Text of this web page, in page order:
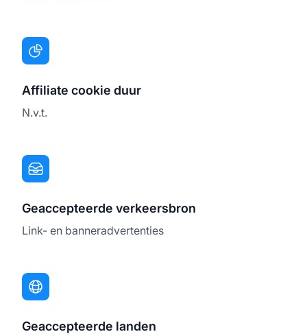
Affiliate cookie duur
N.v.t.
Geaccepteerde verkeersbron
Link- en banneradvertenties
Geaccepteerde landen